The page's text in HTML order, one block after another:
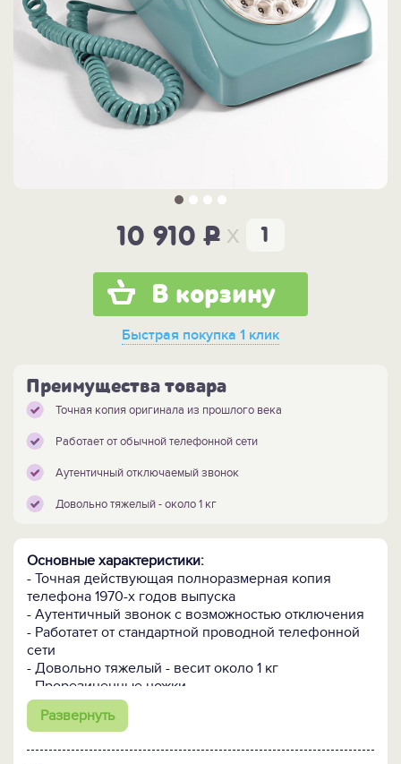
10 910P x
В корзину
Быстрая покупка 1 клик
Преимущества товара
Точная копия оригинала из прошлого века
Работает от обычной телефонной сети
Аутентичный отключаемый звонок
Довольно тяжелый - около 1 кг
Основные характеристики:
- Точная действующая полноразмерная копия
телефона 1970-х годов выпуска
- Аутентичный звонок с возможностью отключения
- Работатет от стандартной проводной телефонной
сети
- Довольно тяжелый - весит около 1 кг
- Прорезиненные ножки
ПОСМОТРИТЕ ЕЩЁ:
Развернуть